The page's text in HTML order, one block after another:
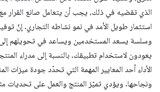
الذي تقضيه في ذلك، يجب أن يتعامل صانع القرار
استثمار طويل الأمد في نمو نشاطه التجاري. إنّ
وسلسة يسعد المستخدمين ويساعد في تحويلهم إلى
يعودون لاستخدام تطبيقك. بالنسبة إلى مدراء
الأداء أحد المعايير المهمة التي تحدّد جودة ميزات
ونجاحها. ويؤدي تميّز المنتج والعمل على تحديات